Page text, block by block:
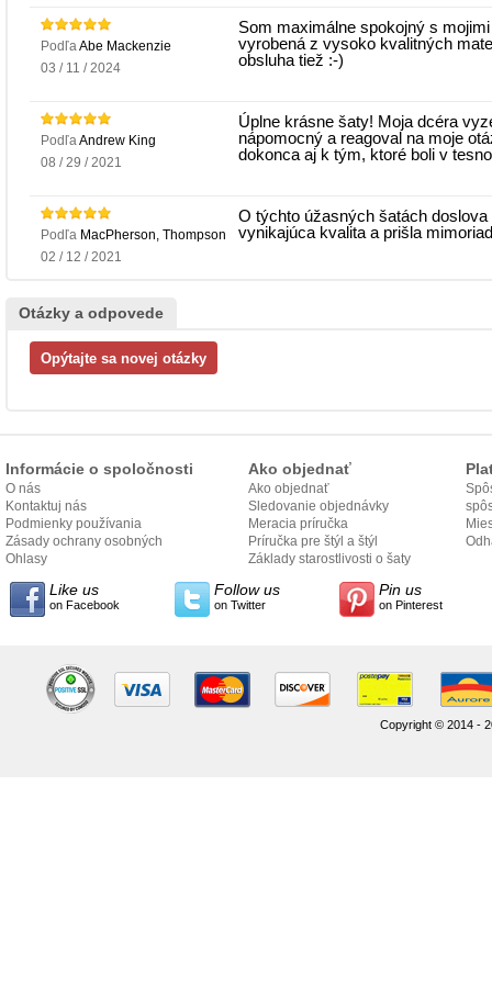
PodľaAbe Mackenzie
03 / 11 / 2024
Som maximálne spokojný s
vyrobená z vysoko kvalitných
obsluha tiež :-)
PodľaAndrew King
08 / 29 / 2021
Úplne krásne šaty! Moja dcéra
nápomocný a reagoval na moje
dokonca aj k tým, ktoré boli v
Podľa MacPherson, Thompson
02 / 12 / 2021
O týchto úžasných šatách
vynikajúca kvalita a prišla
Otázky a odpovede
Informácie o spoločnosti
O nás
Kontaktuj nás
Podmienky používania
Zásady ochrany osobných
údajov
Ohlasy
Ako objednať
Ako objednať
Sledovanie objednávky
Meracia príručka
Príručka pre štýl a štýl
Základy starostlivosti o šaty
Like us
on Facebook
Follow us
on Twitter
Pin us
on Pinterest
Copyright © 2014 -